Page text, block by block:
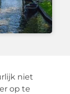
niet
op te